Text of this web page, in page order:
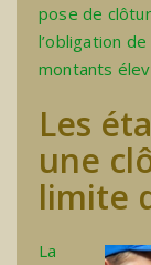
pose de
l’obligation
montants
Les
une
limite
La